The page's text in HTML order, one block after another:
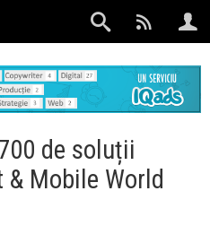
de soluții
Mobile World